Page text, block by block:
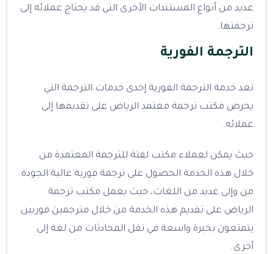
عديد من أنواع المستندات الأخرى التي قد يحتاج عملائه إلى
ترجمتها.
الترجمة الفورية
تعد خدمة الترجمة الفورية إحدى خدمات الترجمة التي
يحرص مكتب ترجمة معتمد الرياض على تقديمها إلى
عملائه.
حيث يمكن لعملاء مكتب لفتة للترجمة المعتمدة من
خلال هذه الخدمة الحصول على ترجمة فورية عالية الجودة
من وإلى عديد من اللغات، حيث يعمل مكتب ترجمة
الرياض على تقديم هذه الخدمة من خلال مترجمين فوريين
يتمتعون بخبرة واسعة في نقل المحادثات من لغة إلى
أخرى.